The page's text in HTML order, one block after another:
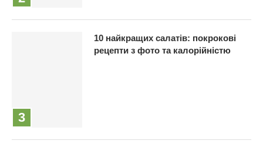
10 найкращих салатів: покрокові
рецепти з фото та калорійністю